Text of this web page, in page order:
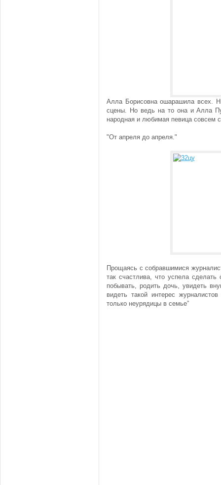
Алла Борисовна ошарашила всех.
сцены. Но ведь на то она и Алла
народная и любимая певица совсем
"От апреля до апреля."
Прощаясь с собравшимися
так счастлива, что успела
побывать, родить дочь, увидеть
видеть такой интерес
только неурядицы в семье”